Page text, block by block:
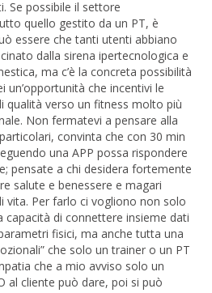
Se possibile il settore
quello gestito da un PT, è
essere che tanti utenti abbiano
dalla sirena ipertecnologica e
ma c’è la concreta possibilità
un’opportunità che incentivi le
qualità verso un fitness molto più
Non fermatevi a pensare alla
convinta che con 30 min
una APP possa rispondere
pensate a chi desidera fortemente
salute e benessere e magari
vita. Per farlo ci vogliono non solo
capacità di connettere insieme dati
fisici, ma anche tutta una
che solo un trainer o un PT
che a mio avviso solo un
al cliente può dare, poi si può